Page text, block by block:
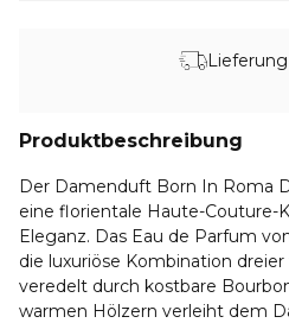
Lieferung
Produktbeschreibung
Der Damenduft Born In Roma
eine florientale Haute-Couture-
Eleganz. Das Eau de Parfum
die luxuriöse Kombination
veredelt durch kostbare
warmen Hölzern verleiht dem